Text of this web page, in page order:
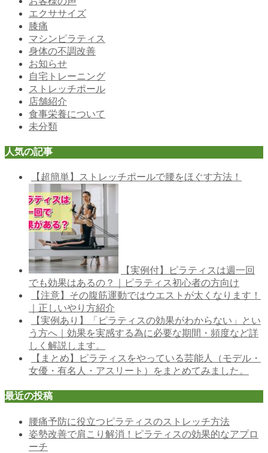
エクササイズ
膝痛
マシンピラティス
身体の不調改善
お知らせ
自宅トレーニング
ストレッチポール
店舗紹介
食事栄養について
未分類
人気の記事
【超簡単】ストレッチポールで腰をほぐす方法！
【実例付】ピラティスは週一回
でも効果はあるの？｜ピラティス初心者の方向け
【注意】その腹筋運動ではウエストが太くなります！
｜正しいやり方紹介
【実例あり】「ピラティスの効果がわからない」とい
う方へ｜効果を実感する為に必要な期間・頻度など詳
しく解説します。
【まとめ】ピラティスをやっている芸能人（モデル・
女優・有名人・アスリート）をまとめてみました。
最近の投稿
腰痛予防に役立つピラティスのストレッチ方法
姿勢改善で肩こり解消！ピラティスの効果的なアプロ
ーチ